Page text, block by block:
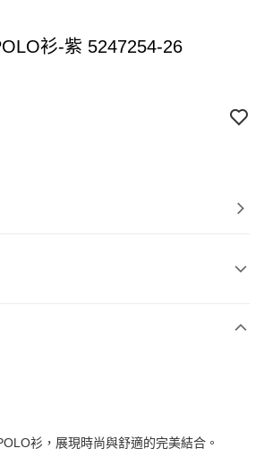
衫-紫 5247254-26
衫，展現時尚與舒適的完美結合。